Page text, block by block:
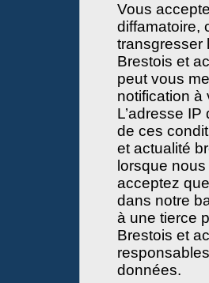
Vous
diffamatoire,
transgresser
Brestois et
peut vous
notification à
L’adresse
de ces
et actualité
lorsque
acceptez
dans notre
à une tierce
Brestois et
données.